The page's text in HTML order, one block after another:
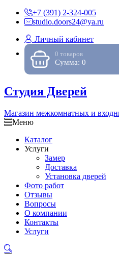
+7 (391) 2-324-005
studio.doors24@ya.ru
Личный кабинет
0 товаров
Сумма: 0
Студия Дверей
Магазин межкомнатных и
Меню
Каталог
Услуги
Замер
Доставка
Установка дверей
Фото работ
Отзывы
Вопросы
О компании
Контакты
Услуги